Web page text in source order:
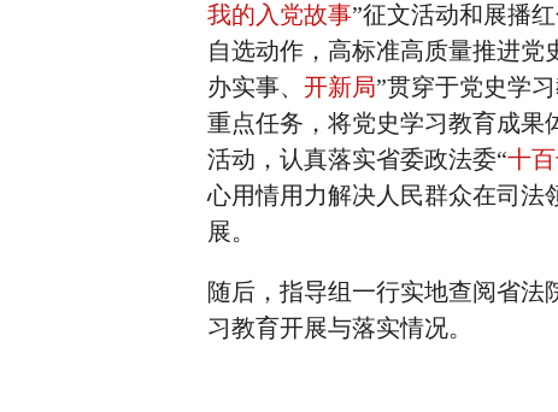
我的入党故事”征文活动和展播
自选动作，高标准高质量推进党
办实事、 开新局”贯穿于党史学
重点任务，将党史学习教育成果
活动，认真落实省委政法委“十
心用情用力解决人民群众在司法
展。‍
随后，指导组一行实地查阅省
习教育开展与落实情况。